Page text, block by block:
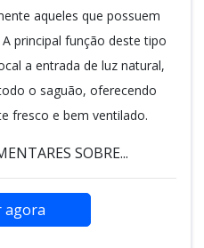
aqueles que possuem
principal função deste tipo
a entrada de luz natural,
o saguão, oferecendo
fresco e bem ventilado.
SOBRE...
agora